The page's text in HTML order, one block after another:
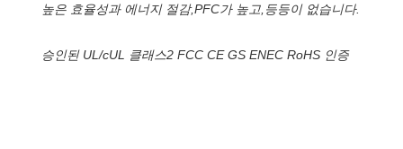
높은 효율성과 에너지 절감,PFC가 높고,등등이 없습니다.
승인된 UL/cUL 클래스2 FCC CE GS ENEC RoHS 인증